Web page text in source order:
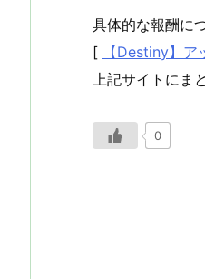
具体的な報酬に
[
【Destiny】
上記サイトにま
0